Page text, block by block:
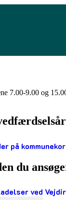
7.00-9.00 og
på
du
ved